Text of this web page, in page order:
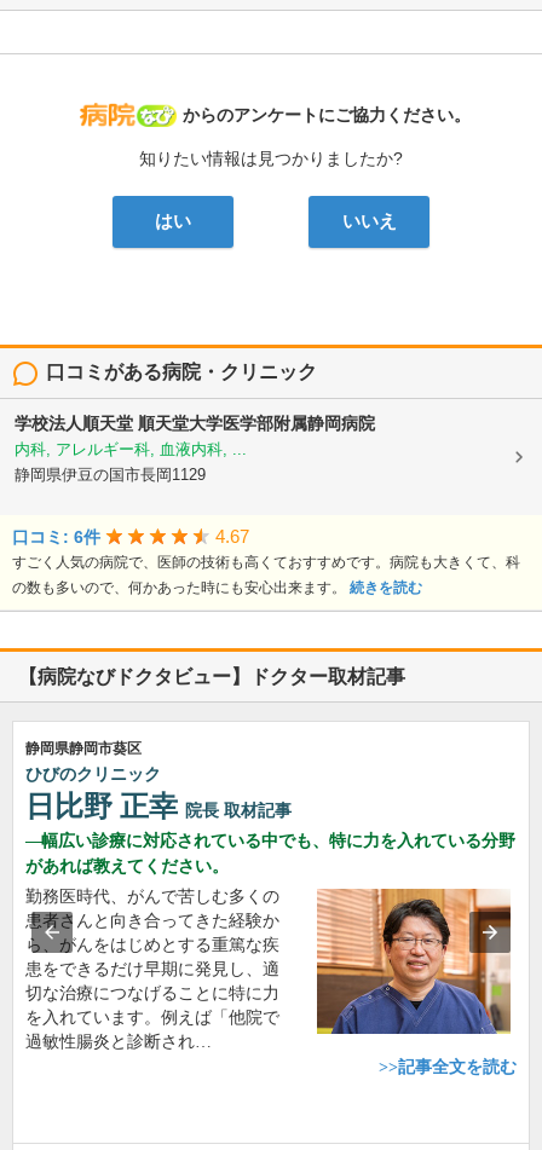
病院なび
からのアンケートにご協力ください。
知りたい情報は見つかりましたか?
はい いいえ
口コミがある病院・クリニック
学校法人順天堂 順天堂大学医学部附属静岡病院
内科, アレルギー科, 血液内科, ...
静岡県伊豆の国市長岡1129
口コミ: 6件 4.67
すごく人気の病院で、医師の技術も高くておすすめです。病院も大きくて、科
の数も多いので、何かあった時にも安心出来ます。 続きを読む
【病院なびドクタビュー】ドクター取材記事
静岡県静岡市葵区
ひびのクリニック
日比野 正幸 院長 取材記事
幅広い診療に対応されている中でも、特に力を入れている分野
があれば教えてください。
勤務医時代、がんで苦しむ多くの
患者さんと向き合ってきた経験か
ら、がんをはじめとする重篤な疾
患をできるだけ早期に発見し、適
切な治療につなげることに特に力
を入れています。例えば「他院で
過敏性腸炎と診断され…
>>記事全文を読む